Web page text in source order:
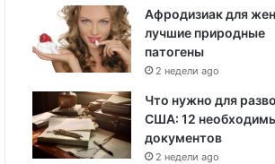
Афродизиак для
лучшие природные
патогены
2 недели ago
Что нужно для
США: 12
документов
2 недели ago